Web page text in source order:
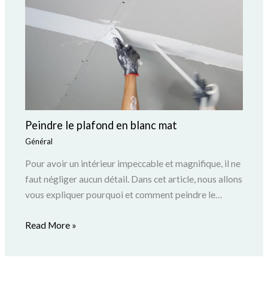
Peindre le plafond en blanc mat
Général
Pour avoir un intérieur impeccable et magnifique, il ne
faut négliger aucun détail. Dans cet article, nous allons
vous expliquer pourquoi et comment peindre le…
Read More »